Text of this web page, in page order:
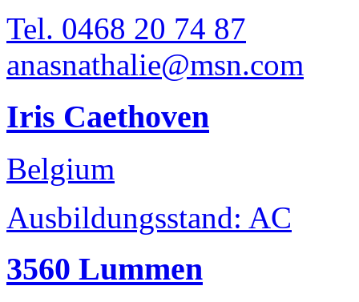
Tel. 0468 20 74 87
anasnathalie@msn.com
Iris Caethoven
Belgium
Ausbildungsstand: AC
3560 Lummen